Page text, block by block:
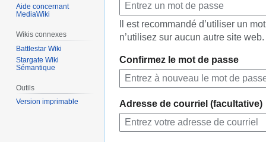
Il est recommandé d’utiliser un
n’utilisez sur aucun autre site web.
Confirmez le mot de passe
Adresse de courriel (facultative)
Aide concernant
MediaWiki
Wikis connexes
Battlestar Wiki
Stargate Wiki
Sémantique
Outils
Version imprimable